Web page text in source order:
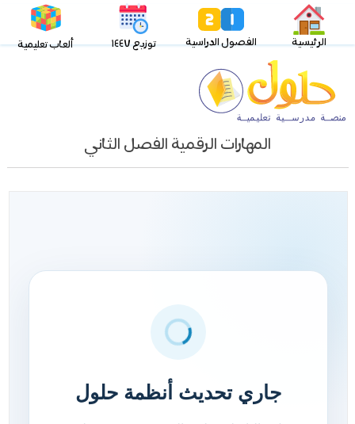
الرئيسية الفصول الدراسية توزيع ١٤٤٧ ألعاب تعليمية
المهارات الرقمية الفصل الثاني